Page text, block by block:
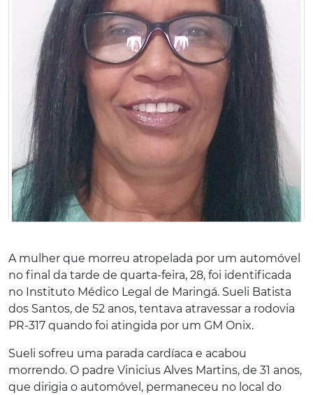
A mulher que morreu atropelada por um automóvel
no final da tarde de quarta-feira, 28, foi identificada
no Instituto Médico Legal de Maringá. Sueli Batista
dos Santos, de 52 anos, tentava atravessar a rodovia
PR-317 quando foi atingida por um GM Onix.
Sueli sofreu uma parada cardíaca e acabou
morrendo. O padre Vinicius Alves Martins, de 31 anos,
que dirigia o automóvel, permaneceu no local do